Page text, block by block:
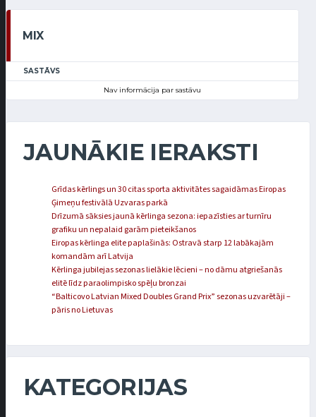
MIX
SASTĀVS
Nav informācija par sastāvu
JAUNĀKIE IERAKSTI
Grīdas kērlings un 30 citas sporta aktivitātes sagaidāmas Eiropas
Ģimeņu festivālā Uzvaras parkā
Drīzumā sāksies jaunā kērlinga sezona: iepazīsties ar turnīru
grafiku un nepalaid garām pieteikšanos
Eiropas kērlinga elite paplašinās: Ostravā starp 12 labākajām
komandām arī Latvija
Kērlinga jubilejas sezonas lielākie lēcieni – no dāmu atgriešanās
elitē līdz paraolimpisko spēļu bronzai
“Balticovo Latvian Mixed Doubles Grand Prix” sezonas uzvarētāji –
pāris no Lietuvas
KATEGORIJAS